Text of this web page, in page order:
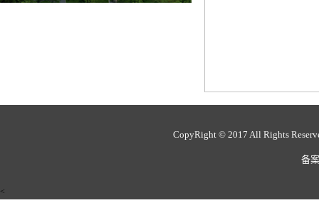
CopyRight © 2017 All Rights
备
<